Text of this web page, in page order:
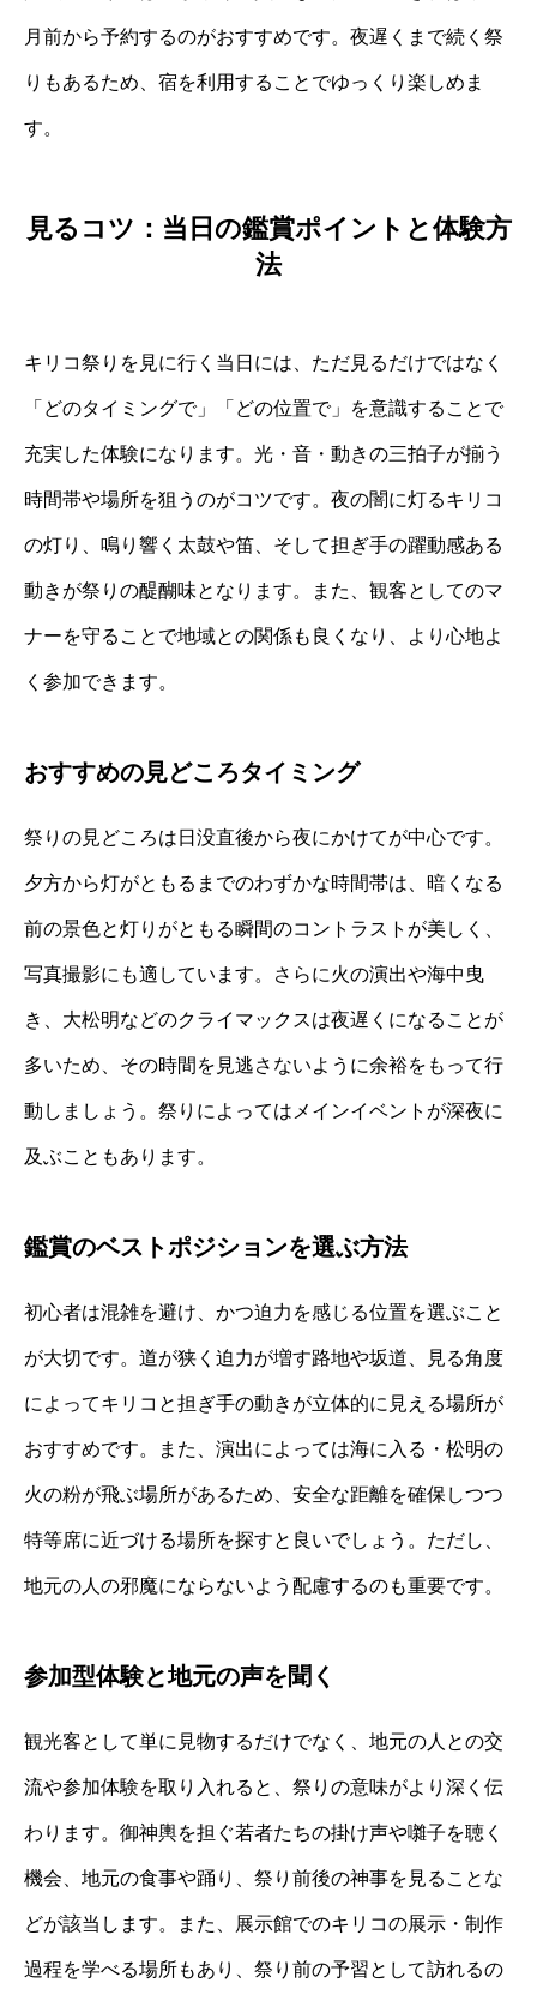
月前から予約するのがおすすめです。夜遅くまで続く祭
りもあるため、宿を利用することでゆっくり楽しめま
す。
見るコツ：当日の鑑賞ポイントと体験方
法
キリコ祭りを見に行く当日には、ただ見るだけではなく
「どのタイミングで」「どの位置で」を意識することで
充実した体験になります。光・音・動きの三拍子が揃う
時間帯や場所を狙うのがコツです。夜の闇に灯るキリコ
の灯り、鳴り響く太鼓や笛、そして担ぎ手の躍動感ある
動きが祭りの醍醐味となります。また、観客としてのマ
ナーを守ることで地域との関係も良くなり、より心地よ
く参加できます。
おすすめの見どころタイミング
祭りの見どころは日没直後から夜にかけてが中心です。
夕方から灯がともるまでのわずかな時間帯は、暗くなる
前の景色と灯りがともる瞬間のコントラストが美しく、
写真撮影にも適しています。さらに火の演出や海中曳
き、大松明などのクライマックスは夜遅くになることが
多いため、その時間を見逃さないように余裕をもって行
動しましょう。祭りによってはメインイベントが深夜に
及ぶこともあります。
鑑賞のベストポジションを選ぶ方法
初心者は混雑を避け、かつ迫力を感じる位置を選ぶこと
が大切です。道が狭く迫力が増す路地や坂道、見る角度
によってキリコと担ぎ手の動きが立体的に見える場所が
おすすめです。また、演出によっては海に入る・松明の
火の粉が飛ぶ場所があるため、安全な距離を確保しつつ
特等席に近づける場所を探すと良いでしょう。ただし、
地元の人の邪魔にならないよう配慮するのも重要です。
参加型体験と地元の声を聞く
観光客として単に見物するだけでなく、地元の人との交
流や参加体験を取り入れると、祭りの意味がより深く伝
わります。御神輿を担ぐ若者たちの掛け声や囃子を聴く
機会、地元の食事や踊り、祭り前後の神事を見ることな
どが該当します。また、展示館でのキリコの展示・制作
過程を学べる場所もあり、祭り前の予習として訪れるの